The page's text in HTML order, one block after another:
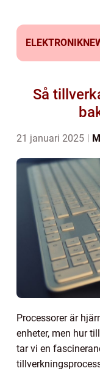
Så
21 januari 2025
Processorer är
enheter, men hur
tar vi en